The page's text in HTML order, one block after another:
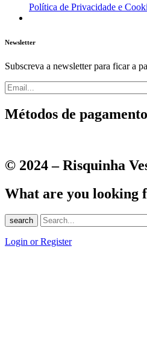
Política de Privacidade e
Newsletter
Subscreva a newsletter para ficar a
Métodos de pagamento
© 2024 – Risquinha
What are you looking
search
Login or Register